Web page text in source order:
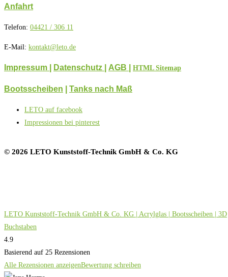
Anfahrt
Telefon: 04421 / 306 11
E-Mail: kontakt@leto.de
Impressum | Datenschutz AGB HTML Sitemap
Bootsscheiben Tanks nach Maß
LETO auf facebook
Impressionen bei pinterest
© 2026 LETO Kunststoff-Technik GmbH & Co. KG
LETO Kunststoff-Technik GmbH & Co. KG | Acrylglas | Bootsscheiben | 3D
Buchstaben
4.9
Basierend auf 25 Rezensionen
Alle Rezensionen anzeigenBewertung schreiben